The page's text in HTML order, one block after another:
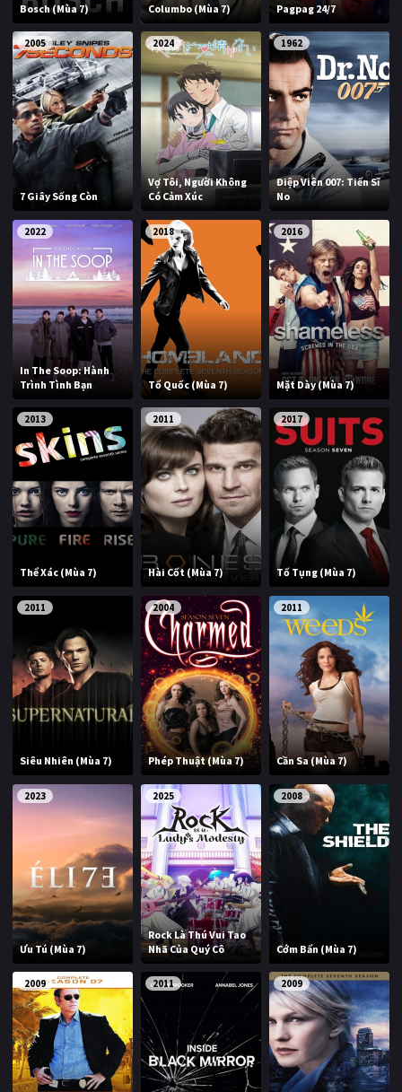
Bosch (Mùa 7) Columbo (Mùa 7) Pagpag 24/7
2005
7 Giây Sống Còn
2024
Vợ Tôi, Người Không
Có Cảm Xúc
1962
Điệp Viên 007: Tiến Sĩ
No
2022
In The Soop: Hành
Trình Tình Bạn
2018
Tổ Quốc (Mùa 7)
2016
Mặt Dày (Mùa 7)
2013
Thể Xác (Mùa 7)
2011
Hài Cốt (Mùa 7)
2017
Tố Tụng (Mùa 7)
2011
Siêu Nhiên (Mùa 7)
2004
Phép Thuật (Mùa 7)
2011
Cần Sa (Mùa 7)
2023
Ưu Tú (Mùa 7)
2025
Rock Là Thú Vui Tao
Nhã Của Quý Cô
2008
Cớm Bẩn (Mùa 7)
2009 2011 2009